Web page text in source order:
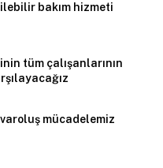
bakım hizmeti
tüm çalışanlarının
mücadelemiz